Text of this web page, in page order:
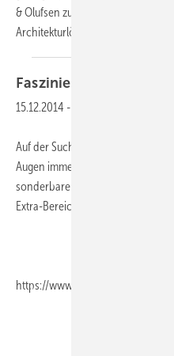
& Olufsen zu übersetzen und
Architekturlösung zu realisieren.
Faszinierende
15.12.2014 -
Auf der Suche nach besonderer
Augen immer offen. Falls Sie
sonderbaren
Extra-Bereich auf
https://www.baumetall.de/